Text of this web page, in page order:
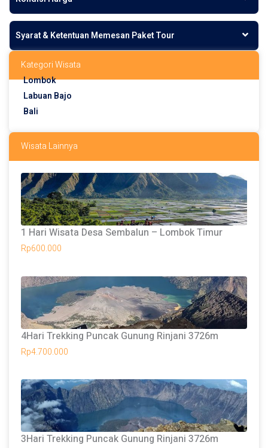
Syarat & Ketentuan Memesan Paket Tour
Kategori Wisata
Lombok
Labuan Bajo
Bali
Wisata Lainnya
1 Hari Wisata Desa Sembalun – Lombok Timur
Rp600.000
4Hari Trekking Puncak Gunung Rinjani 3726m
Rp4.700.000
3Hari Trekking Puncak Gunung Rinjani 3726m